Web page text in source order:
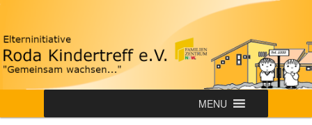
Zum
wechseln
Roda-Kindertreff e.V.
MENU